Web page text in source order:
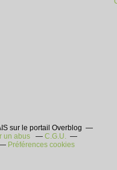
sur le portail Overblog
un abus
C.G.U.
Préférences cookies